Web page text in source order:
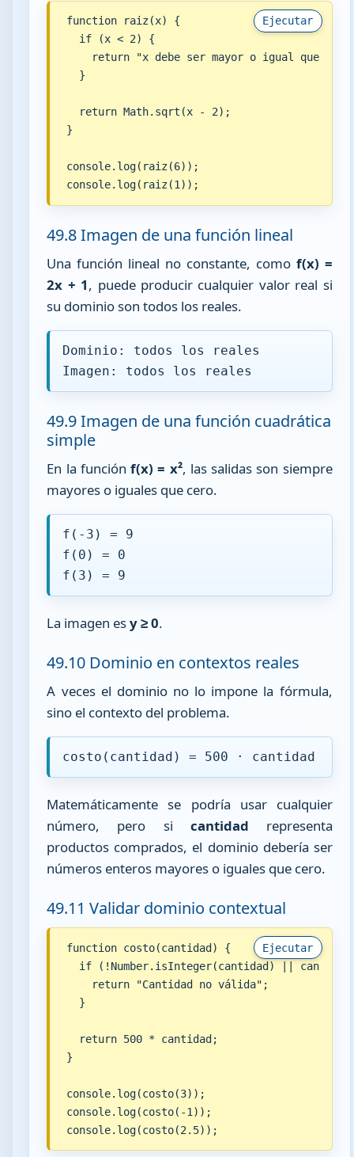
Ejecutar
function raiz(x) {
  if (x < 2) {
    return "x debe ser mayor o igual que 2";
  }
  return Math.sqrt(x - 2);
}
console.log(raiz(6));
console.log(raiz(1));
49.8 Imagen de una función lineal
Una función lineal no constante, como f(x) =
2x + 1, puede producir cualquier valor real si
su dominio son todos los reales.
Dominio: todos los reales
Imagen: todos los reales
49.9 Imagen de una función cuadrática
simple
En la funciónf(x) = x², las salidas son siempre
mayores o iguales que cero.
f(-3) = 9
f(0) = 0
f(3) = 9
La imagen esy ≥ 0.
49.10 Dominio en contextos reales
A veces el dominio no lo impone la fórmula,
sino el contexto del problema.
costo(cantidad) = 500 · cantidad
Matemáticamente se podría usar cualquier
número, pero si cantidad representa
productos comprados, el dominio debería ser
números enteros mayores o iguales que cero.
49.11 Validar dominio contextual
Ejecutar
function costo(cantidad) {
if (!Number.isInteger(cantidad) || cantidad
    return "Cantidad no válida";
  }
  return 500 * cantidad;
}
console.log(costo(3));
console.log(costo(-1));
console.log(costo(2.5));